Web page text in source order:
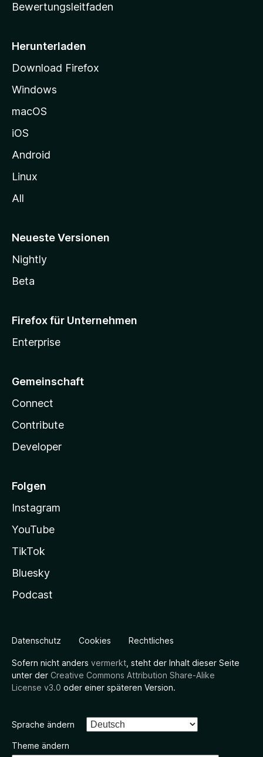
s
i
e
g
e
n
Bewertungsleitfaden
Herunterladen
Download Firefox
Windows
macOS
iOS
Android
Linux
All
Neueste Versionen
Nightly
Beta
Firefox für Unternehmen
Enterprise
Gemeinschaft
Connect
Contribute
Developer
Folgen
Instagram
YouTube
TikTok
Bluesky
Podcast
Datenschutz Cookies Rechtliches
Sofern nicht anders vermerkt , steht der Inhalt dieser Seite
unter der Creative Commons Attribution Share-Alike
License v3.0 oder einer späteren Version.
Sprache ändern
Theme ändern